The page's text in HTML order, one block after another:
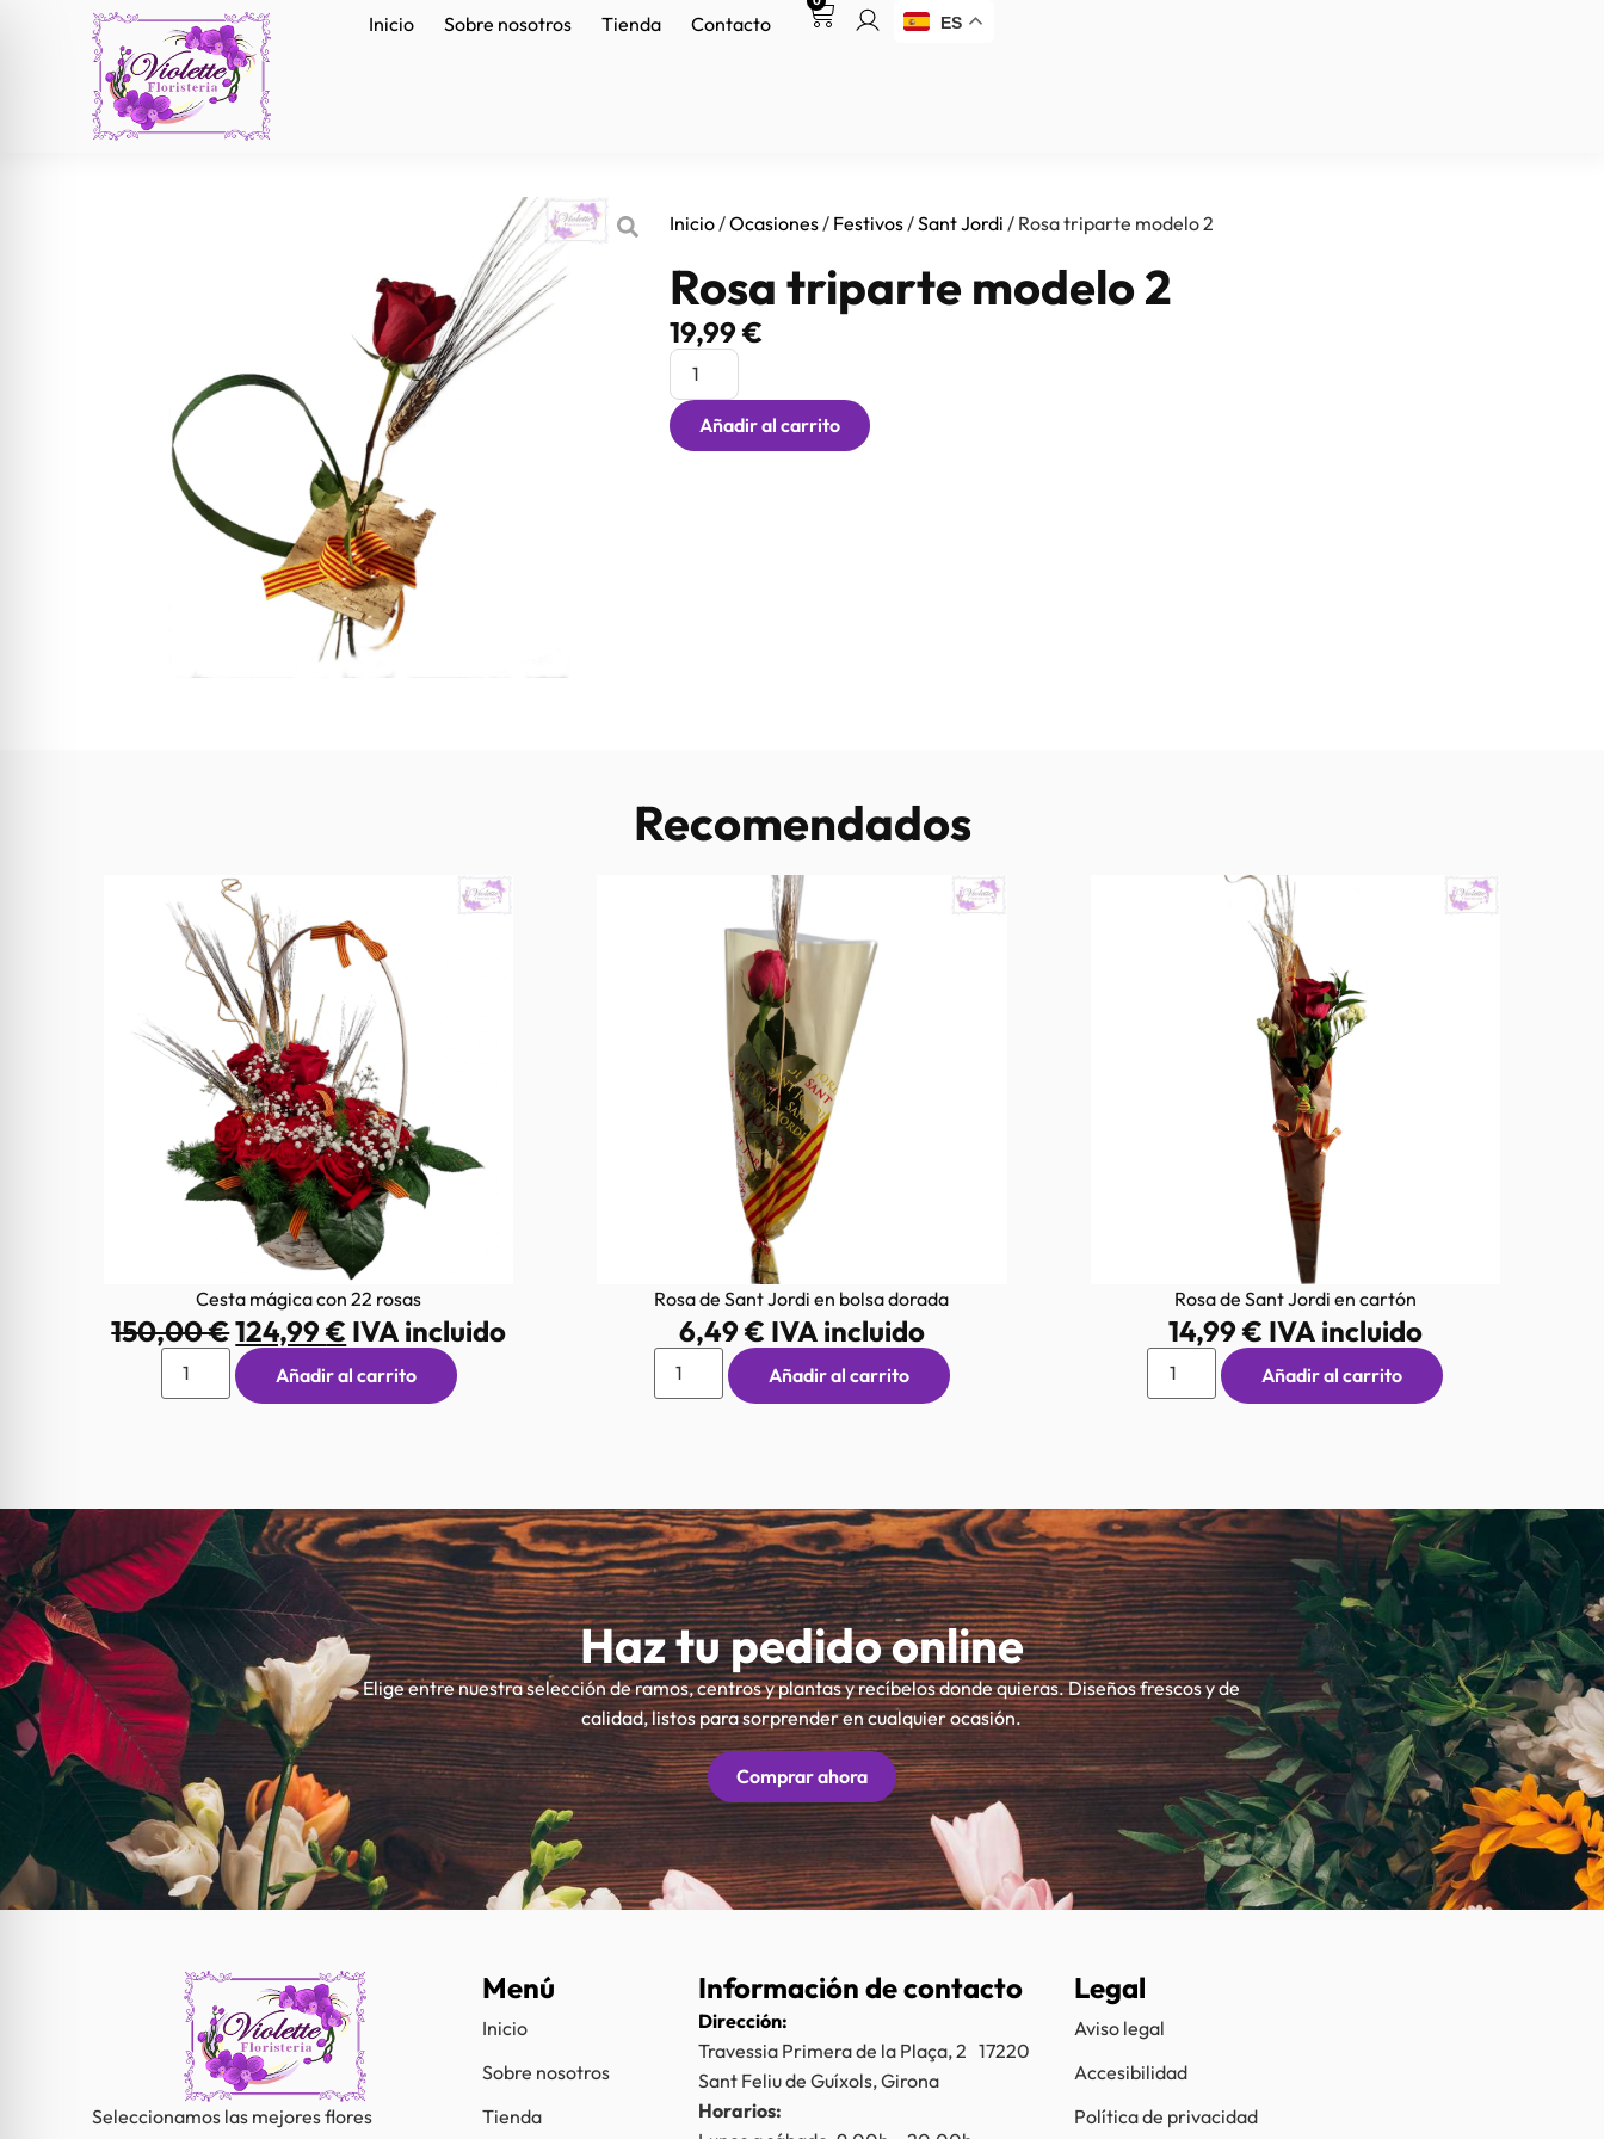
Inicio Sobre nosotros Tienda Contacto ES
Inicio /Ocasiones / Festivos /Sant Jordi / Rosa triparte modelo 2
Rosa triparte modelo 2
19,99€
Añadir al carrito
Recomendados
Cesta mágica con 22 rosas
150,00€124,99€ IVA incluido
Añadir al carrito
Rosa de Sant Jordi en bolsa dorada
6,49€ IVA incluido
Añadir al carrito
Rosa de Sant Jordi en cartón
14,99€ IVA incluido
Añadir al carrito
Haz tu pedido online
Elige entre nuestra selección de ramos, centros y plantas y recíbelos donde quieras. Diseños frescos y de
calidad, listos para sorprender en cualquier ocasión.
Comprar ahora
Seleccionamos las mejores flores
Menú
Inicio
Sobre nosotros
Tienda
Información de contacto
Dirección:
Travessia Primera de la Plaça, 2 17220
Sant Feliu de Guíxols, Girona
Horarios:
Legal
Aviso legal
Accesibilidad
Política de privacidad